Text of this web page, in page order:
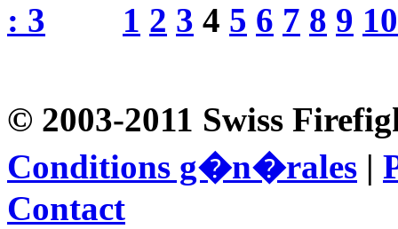
1 2 3 4 5 6 7 8 9 10
© 2003-2011 Swiss
Conditions g�n�rales |
Contact